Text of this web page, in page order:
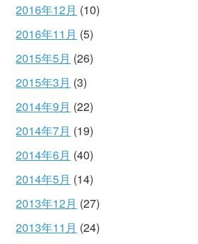
2016年12月 (10)
2016年11月 (5)
2015年5月 (26)
2015年3月 (3)
2014年9月 (22)
2014年7月 (19)
2014年6月 (40)
2014年5月 (14)
2013年12月 (27)
2013年11月 (24)